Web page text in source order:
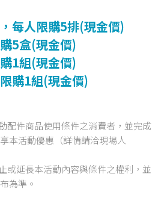
每人限購5排(現金價)
5盒(現金價)
1組(現金價)
購1組(現金價)
配件商品使用條件之消費者，並完成
本活動優惠（詳情請洽現場人
或延長本活動內容與條件之權利，並
為準。